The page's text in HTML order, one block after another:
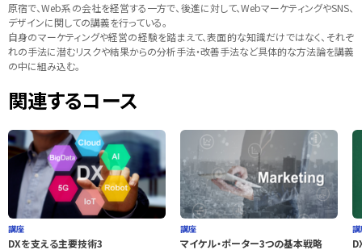
原宿で、Web系の会社を経営する一方で、後進に対して、WebマーケティングやSNS、
デザインに関しての講義を行っている。
自身のマーケティングや経営の経験を踏まえて、表面的な知識だけではなく、それぞ
れの手法に潜むリスクや結果からの分析手法・改善手法など具体的な方法論を講義
の中に組み込む。
関連するコース
講座
DXを支える主要技術3
講座
マイケル・ポーター3つの基本戦略